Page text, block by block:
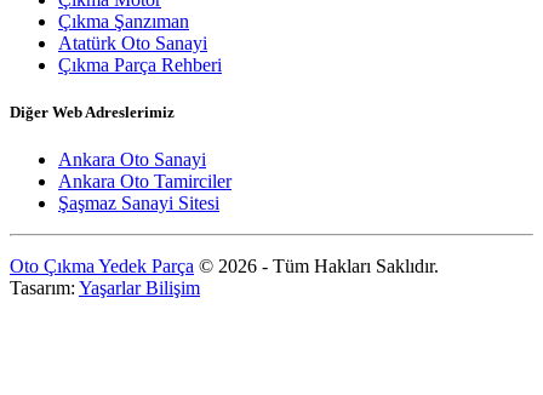
Çıkma Şanzıman
Atatürk Oto Sanayi
Çıkma Parça Rehberi
Diğer Web Adreslerimiz
Ankara Oto Sanayi
Ankara Oto Tamirciler
Şaşmaz Sanayi Sitesi
Oto Çıkma Yedek Parça © 2026 - Tüm Hakları Saklıdır.
Tasarım: Yaşarlar Bilişim